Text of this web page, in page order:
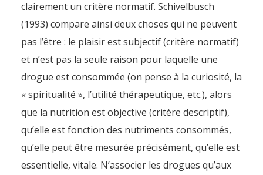
clairement un critère normatif. Schivelbusch
(1993) compare ainsi deux choses qui ne peuvent
pas l’être : le plaisir est subjectif (critère normatif)
et n’est pas la seule raison pour laquelle une
drogue est consommée (on pense à la curiosité, la
« spiritualité », l’utilité thérapeutique, etc.), alors
que la nutrition est objective (critère descriptif),
qu’elle est fonction des nutriments consommés,
qu’elle peut être mesurée précisément, qu’elle est
essentielle, vitale. N’associer les drogues qu’aux